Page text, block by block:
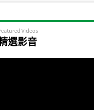
Videos
選影音